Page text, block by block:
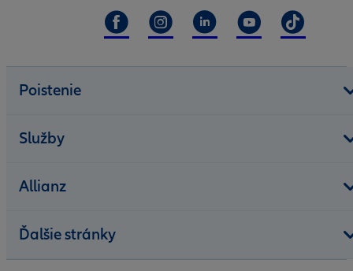
Poistenie
Služby
Allianz
Ďalšie stránky